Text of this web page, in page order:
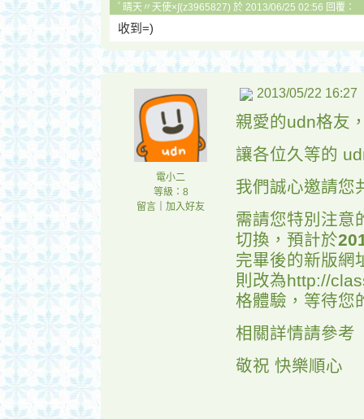
ﾟ晴天〃天使×∫(z3965827) 於 2013/06/25 02:56 回覆：
收到=)
電小二
等級：8
留言
加入好友
2013/05/22 16:27
親愛的udn格友
讓各位久等的
我們誠心邀請您
需請您特別注意
切換，預計於
完畢後的新版網
則改為http://
格體驗，等待您
相關詳情請參考
敬祝 快樂順心